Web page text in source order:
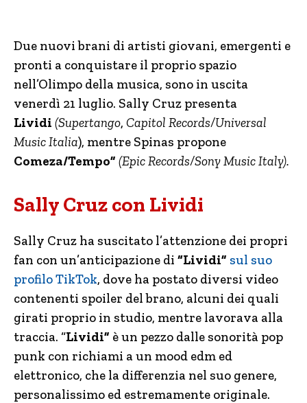
Due nuovi brani di artisti giovani, emergenti e
pronti a conquistare il proprio spazio
nell’Olimpo della musica, sono in uscita
venerdì 21 luglio. Sally Cruz presenta
Lividi (Supertango, Capitol Records/Universal
Music Italia), mentre Spinas propone
Comeza/Tempo” (Epic Records/Sony Music Italy).
Sally Cruz con Lividi
Sally Cruz ha suscitato l’attenzione dei propri
fan con un’anticipazione di “Lividi” sul suo
profilo TikTok, dove ha postato diversi video
contenenti spoiler del brano, alcuni dei quali
girati proprio in studio, mentre lavorava alla
traccia. “Lividi” è un pezzo dalle sonorità pop
punk con richiami a un mood edm ed
elettronico, che la differenzia nel suo genere,
personalissimo ed estremamente originale.